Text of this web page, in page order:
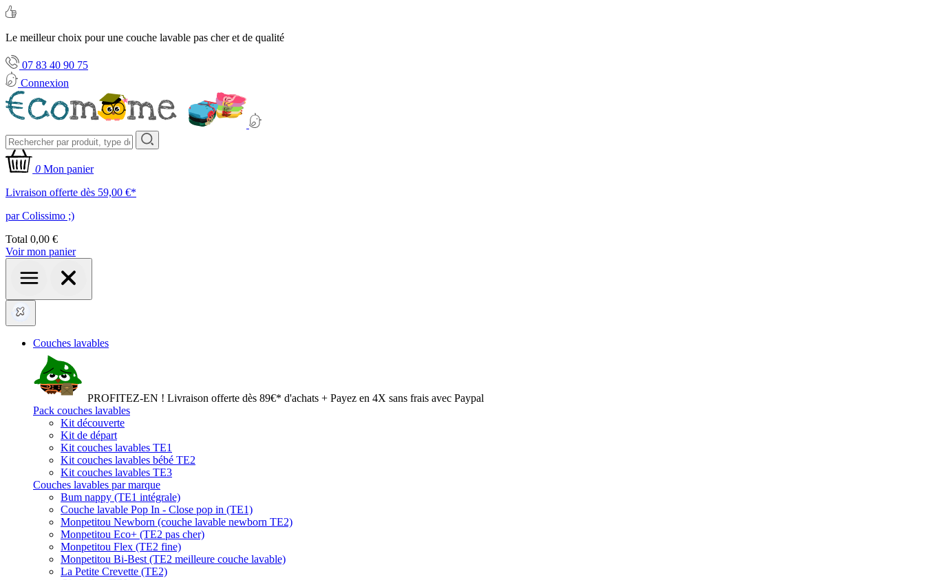
Le meilleur choix pour une couche lavable pas cher et de qualité
07 83 40 90 75
Connexion
0 Mon panier
Livraison offerte dès 59,00 €*
par Colissimo ;)
Total 0,00 €
Voir mon panier
Couches lavables
PROFITEZ-EN ! Livraison offerte dès 89€* d'achats + Payez en 4X sans frais avec Paypal
Pack couches lavables
Kit découverte
Kit de départ
Kit couches lavables TE1
Kit couches lavables bébé TE2
Kit couches lavables TE3
Couches lavables par marque
Bum nappy (TE1 intégrale)
Couche lavable Pop In - Close pop in (TE1)
Monpetitou Newborn (couche lavable newborn TE2)
Monpetitou Eco+ (TE2 pas cher)
Monpetitou Flex (TE2 fine)
Monpetitou Bi-Best (TE2 meilleure couche lavable)
La Petite Crevette (TE2)